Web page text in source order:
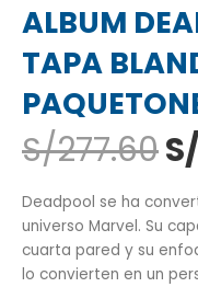
ALBUM
TAPA
S/277.60El
S/
Deadpool se ha
universo Marvel. Su
cuarta pared y su
lo convierten en un